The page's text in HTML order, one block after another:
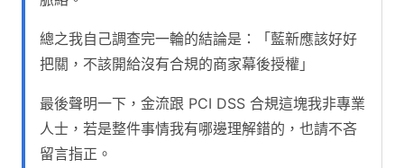
總之我自己調查完一輪的結論是：「藍新應該好好
把關，不該開給沒有合規的商家幕後授權」
最後聲明一下，金流跟 PCI DSS 合規這塊我非專業
人士，若是整件事情我有哪邊理解錯的，也請不吝
留言指正。